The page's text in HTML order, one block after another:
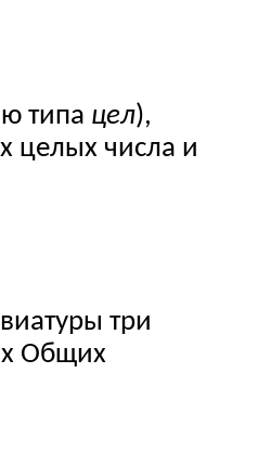
типа цел),
целых числа и
три
Общих